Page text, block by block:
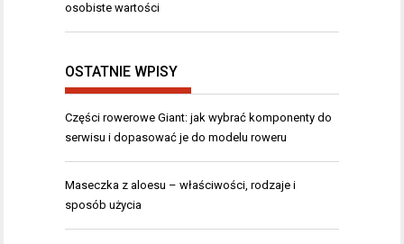
osobiste wartości
OSTATNIE WPISY
Części rowerowe Giant: jak wybrać komponenty do
serwisu i dopasować je do modelu roweru
Maseczka z aloesu – właściwości, rodzaje i
sposób użycia